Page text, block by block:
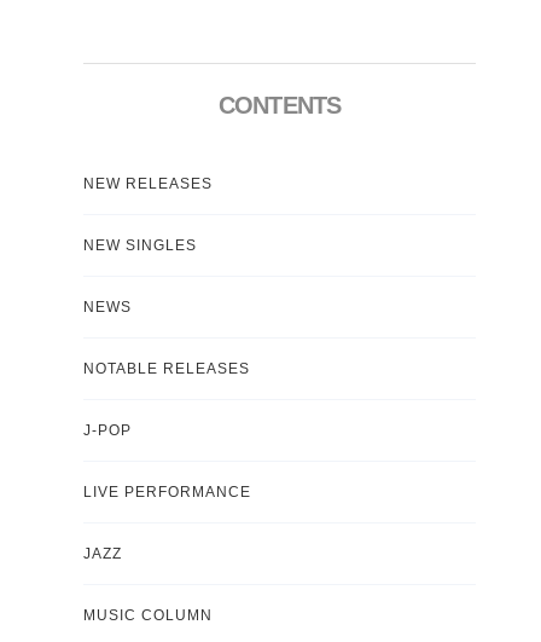
CONTENTS
NEW RELEASES
NEW SINGLES
NEWS
NOTABLE RELEASES
J-POP
LIVE PERFORMANCE
JAZZ
MUSIC COLUMN